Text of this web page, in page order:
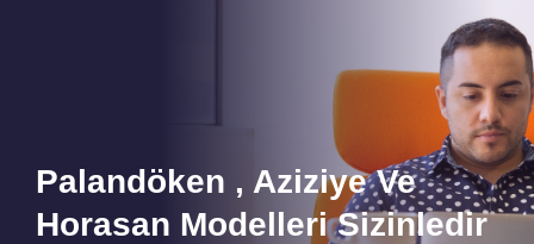
Palandöken , Aziziye Ve
Horasan Modelleri Sizinledir